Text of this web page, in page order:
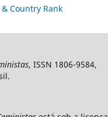
, ISSN 1806-9584,